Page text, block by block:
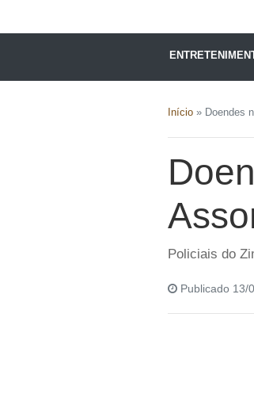
Início » Doendes
Policiais do
Publicado 13/